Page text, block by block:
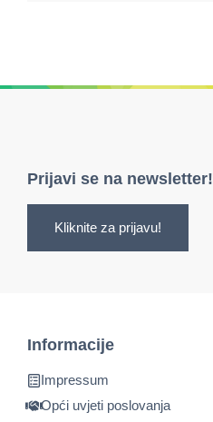
Prijavi se na newsletter!
Kliknite za prijavu!
Informacije
Impressum
Opći uvjeti poslovanja